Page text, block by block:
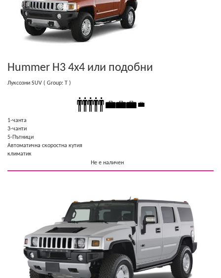
Hummer H3 4x4 или подобни
Луксозни SUV ( Group: T )
1-чанта
3-чанти
5-Пътници
Автоматична скоростна кутия
климатик
Не е наличен